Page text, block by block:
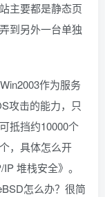
主要都是静态页
到另外一台单独
作为服务
攻击的能力，只
抵挡约10000个
，具体怎么开
堆栈安全》。
怎么办？很简